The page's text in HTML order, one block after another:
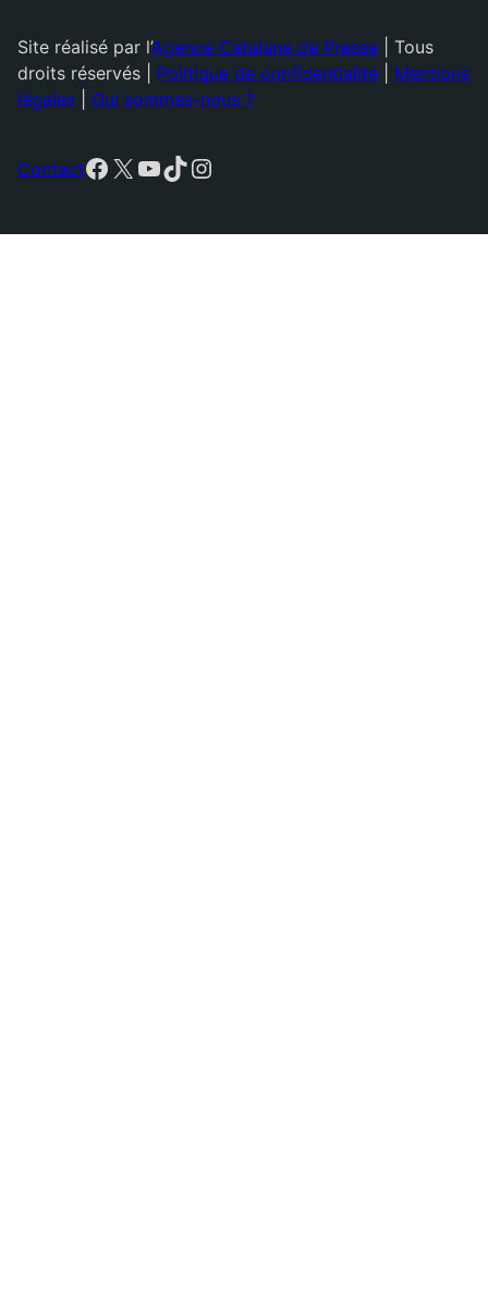
Site réalisé par l’Agence Catalane de Presse | Tous
droits réservés | Politique de confidentialité
Mentions
légales
Qui sommes-nous ?
ContactFacebook
X YouTube
TikTok
Instagram